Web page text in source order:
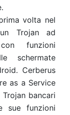
volta nel
Trojan ad
funzioni
schermate
Cerberus
as a Service
bancari
sue funzioni